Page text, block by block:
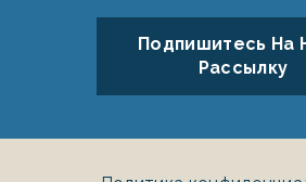
Подпишитесь На
Рассылку